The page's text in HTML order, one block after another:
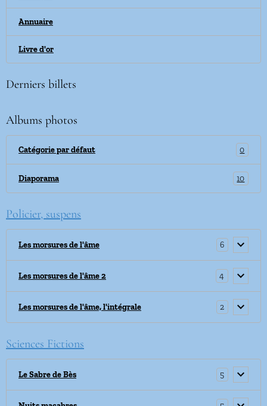
Annuaire
Livre d'or
Derniers billets
Albums photos
Catégorie par défaut 0
Diaporama 10
Policier, suspens
Les morsures de l'âme 6
Les morsures de l'âme 2 4
Les morsures de l'âme, l'intégrale 2
Sciences Fictions
Le Sabre de Bès 5